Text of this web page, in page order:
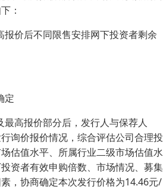
：
报价后不同限售安排网下投资者剩余
定
最高报价部分后，发行人与保荐人
询价报价情况，综合评估公司合理投
估值水平、所属行业二级市场估值水
资者有效申购倍数、市场情况、募集
，协商确定本次发行价格为14.46元/